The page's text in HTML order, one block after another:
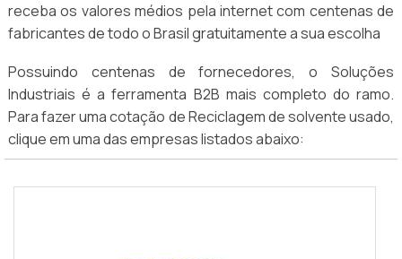
receba os valores médios pela internet com centenas de
fabricantes de todo o Brasil gratuitamente a sua escolha
Possuindo centenas de fornecedores, o Soluções
Industriais é a ferramenta B2B mais completo do ramo.
Para fazer uma cotação de Reciclagem de solvente usado,
clique em uma das empresas listados abaixo: